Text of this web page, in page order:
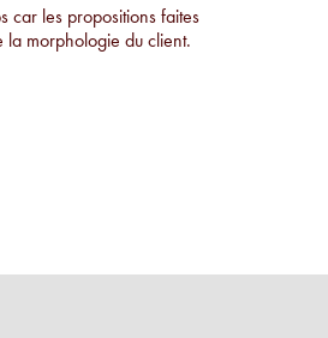
car les propositions faites
la morphologie du client.